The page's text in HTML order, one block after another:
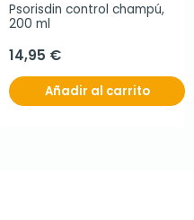
Psorisdin control champú,
200 ml
14,95 €
Añadir al carrito